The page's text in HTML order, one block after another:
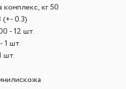
комплекс, кг 50
(+- 0.3)
- 12 шт.
1 шт.
шт.